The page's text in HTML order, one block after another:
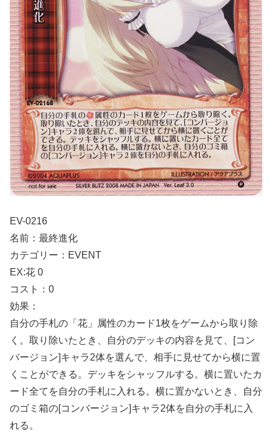
EV-0216
名前：最終進化
カテゴリー：EVENT
EX:花 0
コスト：0
効果：
自分の手札の「花」属性のカード1枚をゲームから取り除
く。取り除いたとき、自分のデッキの内容を見て、[コン
バージョン]キャラ2体を選んで、相手に見せてから横に置
くことができる。デッキをシャッフルする。横に置いたカ
ード全てを自分の手札に入れる。横に置かないとき、自分
のゴミ箱の[コンバージョン]キャラ2体を自分の手札に入
れる。